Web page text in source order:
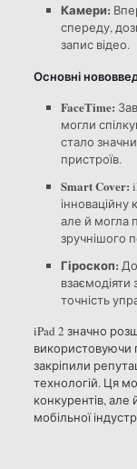
Камери:
спереду,
запис відео.
Основні
FaceTime:
могли
стало
пристроїв.
Smart Cover:
але й могла
зручнішого
Гіроскоп:
точність
iPad 2 значно
використовуючи
закріпили
технологій. Ця
конкурентів, але
мобільної